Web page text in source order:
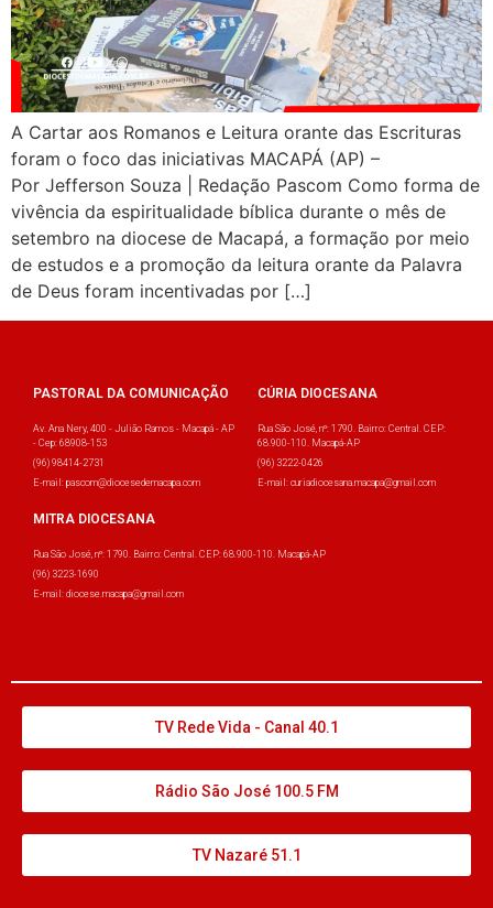
A Cartar aos Romanos e Leitura orante das Escrituras
foram o foco das iniciativas MACAPÁ (AP) –
Por Jefferson Souza | Redação Pascom Como forma de
vivência da espiritualidade bíblica durante o mês de
setembro na diocese de Macapá, a formação por meio
de estudos e a promoção da leitura orante da Palavra
de Deus foram incentivadas por […]
PASTORAL DA COMUNICAÇÃO
Av. Ana Nery, 400 - Julião Ramos - Macapá - AP
- Cep: 68908-153
(96) 98414-2731
E-mail: pascom@diocesedemacapa.com
CÚRIA DIOCESANA
Rua São José, nº: 1790. Bairro: Central. CEP:
68.900-110. Macapá-AP
(96) 3222-0426
E-mail: curiadiocesana.macapa@gmail.com
MITRA DIOCESANA
Rua São José, nº: 1790. Bairro: Central. CEP: 68.900-110. Macapá-AP
(96) 3223-1690
E-mail: diocese.macapa@gmail.com
TV Rede Vida - Canal 40.1
Rádio São José 100.5 FM
TV Nazaré 51.1